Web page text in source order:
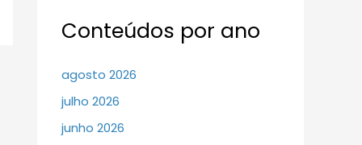
Conteúdos por ano
agosto 2026
julho 2026
junho 2026